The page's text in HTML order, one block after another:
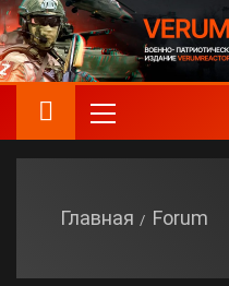
Главная Forum